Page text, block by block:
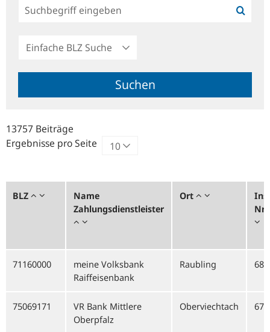
Einfache
Suche
Suchen
13757 Beiträge
Ergebnisse pro Seite
BLZ
Name
Zahlungsdienstleister
Ort
Nr.
71160000
meine Volksbank
Raiffeisenbank
Raubling
75069171
VR Bank Mittlere
Oberpfalz
Oberviechtach